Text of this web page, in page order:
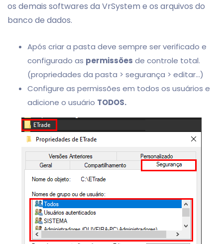
os demais softwares da VrSystem e os arquivos do
banco de dados.
Após criar a pasta deve sempre ser verificado e
configurado as permissões de controle total.
(propriedades da pasta > segurança > editar...)
Configure as permissões em todos os usuários e
adicione o usuário TODOS.